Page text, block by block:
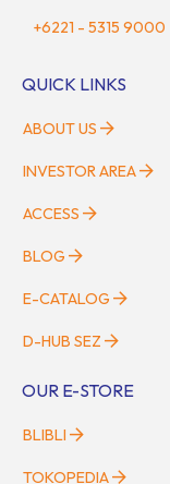
+6221 - 5315 9000
QUICK LINKS
ABOUT US
INVESTOR AREA
ACCESS
BLOG
E-CATALOG
D-HUB SEZ
OUR E-STORE
BLIBLI
TOKOPEDIA